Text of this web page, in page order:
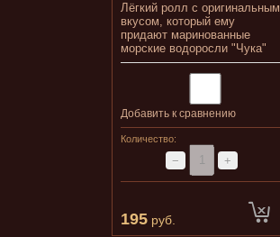
Лёгкий ролл с оригинальным
вкусом, который ему
придают маринованные
морские водоросли "Чука"
Добавить к сравнению
Количество:
− +
195 руб.